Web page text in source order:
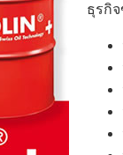
ธุรกิ